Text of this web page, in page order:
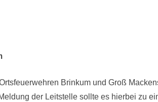
Brinkum und Groß
der Leitstelle sollte es hierbei zu